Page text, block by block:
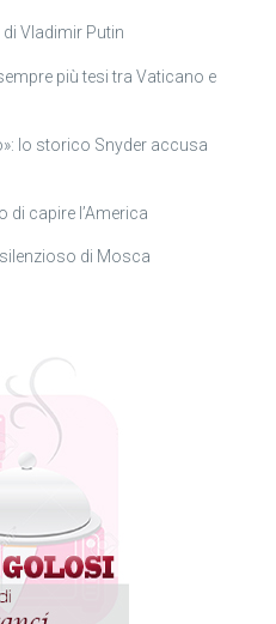
Vladimir Putin
più tesi tra Vaticano e
lo storico Snyder accusa
di capire l’America
silenzioso di Mosca